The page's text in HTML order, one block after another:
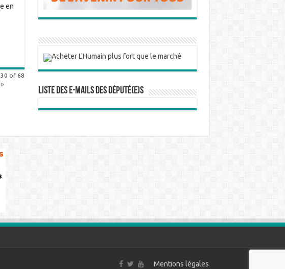
en
of 68
Liste des e-mails des député(e)s
Mentions légales